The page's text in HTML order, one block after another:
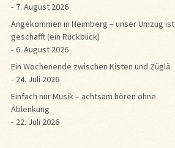
7. August 2026
Angekommen in Heimberg – unser Umzug ist
geschafft (ein Rückblick)
6. August 2026
Ein Wochenende zwischen Kisten und Züglä
24. Juli 2026
Einfach nur Musik – achtsam hören ohne
Ablenkung
22. Juli 2026